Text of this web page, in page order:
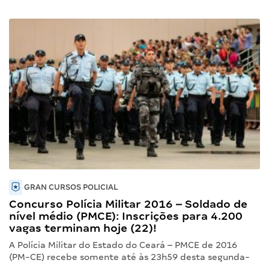
GRAN CURSOS POLICIAL
Concurso Polícia Militar 2016 – Soldado de
nível médio (PMCE): Inscrições para 4.200
vagas terminam hoje (22)!
A Polícia Militar do Estado do Ceará – PMCE de 2016
(PM-CE) recebe somente até às 23h59 desta segunda-